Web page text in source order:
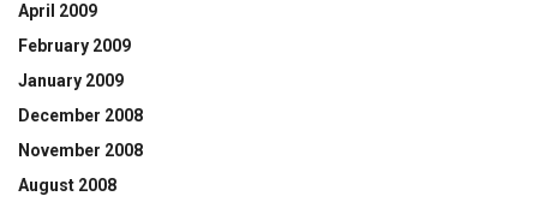
April 2009
February 2009
January 2009
December 2008
November 2008
August 2008